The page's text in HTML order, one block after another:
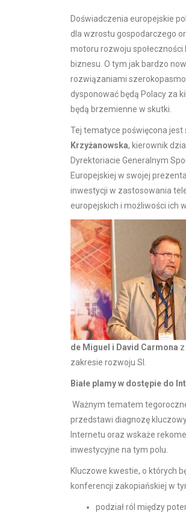
Doświadczenia europejskie
dla wzrostu gospodarczego
motoru rozwoju społeczności
biznesu. O tym jak bardzo
rozwiązaniami
dysponować będą Polacy za
będą brzemienne w skutki.
Tej tematyce poświęcona
Krzyżanowska, kierownik
Dyrektoriacie Generalnym
Europejskiej w swojej
inwestycji w zastosowania
europejskich i możliwości ich
de Miguel i David Carmona
zakresie rozwoju SI.
Białe plamy w dostępie do
Ważnym tematem
przedstawi diagnozę
Internetu oraz wskaże
inwestycyjne na tym polu.
Kluczowe kwestie, o których
konferencji zakopiańskiej w
podział ról między